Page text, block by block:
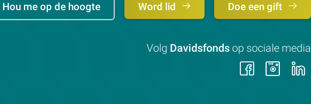
Hou me op de hoogte Word lid Doe een gift
Volg Davidsfonds op sociale media
Volg